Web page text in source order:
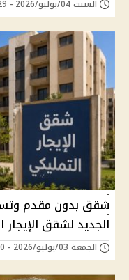
السبت 04/يوليو/2026 - 11:29 م
شقق بدون مقدم
الجديد لشقق الإيجار
الجمعة 03/يوليو/2026 - 03:20 م